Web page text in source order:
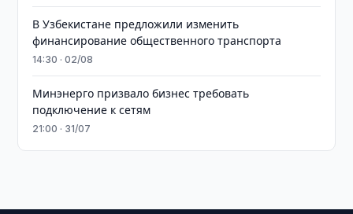
В Узбекистане предложили изменить
финансирование общественного транспорта
14:30 · 02/08
Минэнерго призвало бизнес требовать
подключение к сетям
21:00 · 31/07